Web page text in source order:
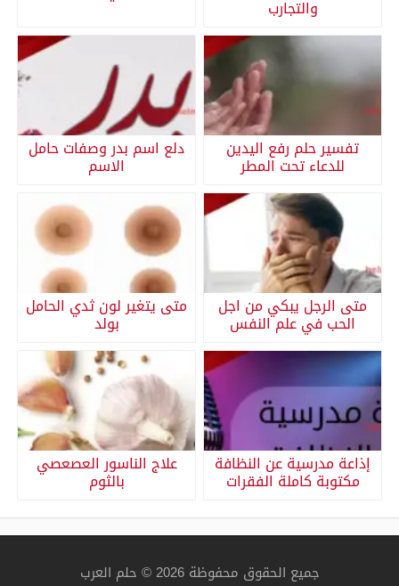
والتجارب
تفسير حلم رفع اليدين
للدعاء تحت المطر
دلع اسم بدر وصفات حامل
الاسم
متى الرجل يبكي من اجل
الحب في علم النفس
متى يتغير لون ثدي الحامل
بولد
إذاعة مدرسية عن النظافة
مكتوبة كاملة الفقرات
علاج الناسور العصعصي
بالثوم
جميع الحقوق محفوظة 2026 © حلم العرب